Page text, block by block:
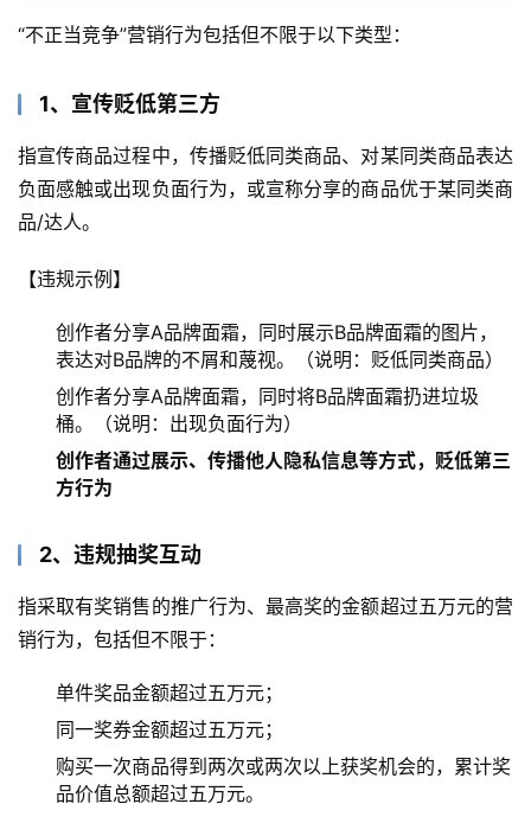
“不正当竞争”营销行为包括但不限于以下类型：
1、宣传贬低第三方
指宣传商品过程中，传播贬低同类商品、对某同类商品表达
负面感触或出现负面行为，或宣称分享的商品优于某同类商
品/达人。
【违规示例】
创作者分享A品牌面霜，同时展示B品牌面霜的图片，
表达对B品牌的不屑和蔑视。（说明：贬低同类商品）
创作者分享A品牌面霜，同时将B品牌面霜扔进垃圾
桶。（说明：出现负面行为）
创作者通过展示、传播他人隐私信息等方式，贬低第三
方行为
2、违规抽奖互动
指采取有奖销售的推广行为、最高奖的金额超过五万元的营
销行为，包括但不限于：
单件奖品金额超过五万元；
同一奖券金额超过五万元；
购买一次商品得到两次或两次以上获奖机会的，累计奖
品价值总额超过五万元。